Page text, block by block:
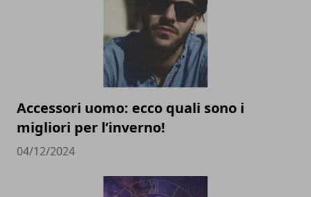
Accessori uomo: ecco quali sono i
migliori per l’inverno!
04/12/2024